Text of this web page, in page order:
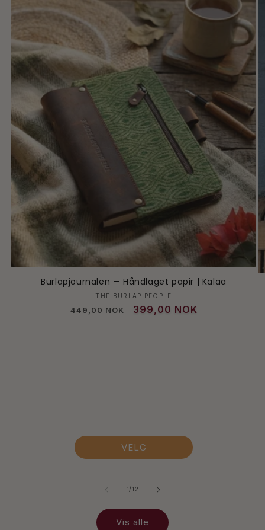
Burlapjournalen — Håndlaget papir | Kalaa
Selger:
THE BURLAP PEOPLE
Vanlig
449,00 NOK Salgspris
399,00 NOK
VELG
1/av
12
Vis alle